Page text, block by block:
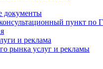
документы
пункт по
и реклама
рынка услуг и рекламы